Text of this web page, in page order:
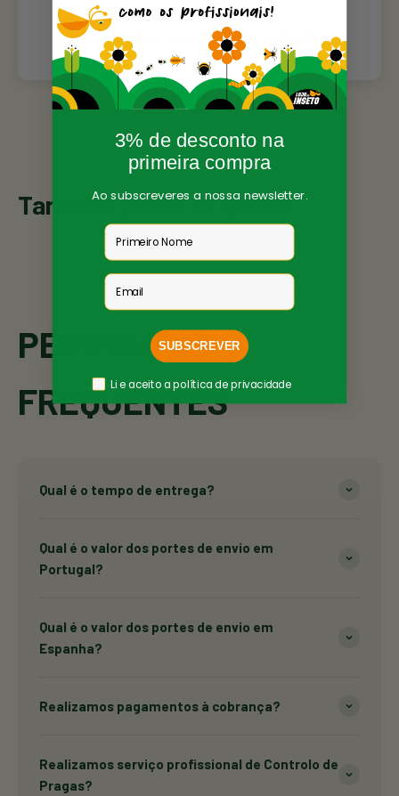
Seja o primeiro a escrever uma avaliação
Também poderás gostar
PERGUNTAS
FREQUENTES
Qual é o tempo de entrega?
Qual é o valor dos portes de envio em
Portugal?
Qual é o valor dos portes de envio em
Espanha?
Realizamos pagamentos à cobrança?
Realizamos serviço profissional de Controlo de
Pragas?
3% de desconto na
primeira compra
Ao subscreveres a nossa newsletter.
Nome
Email
SUBSCREVER
Política Privacidade
Li e aceito a política de privacidade